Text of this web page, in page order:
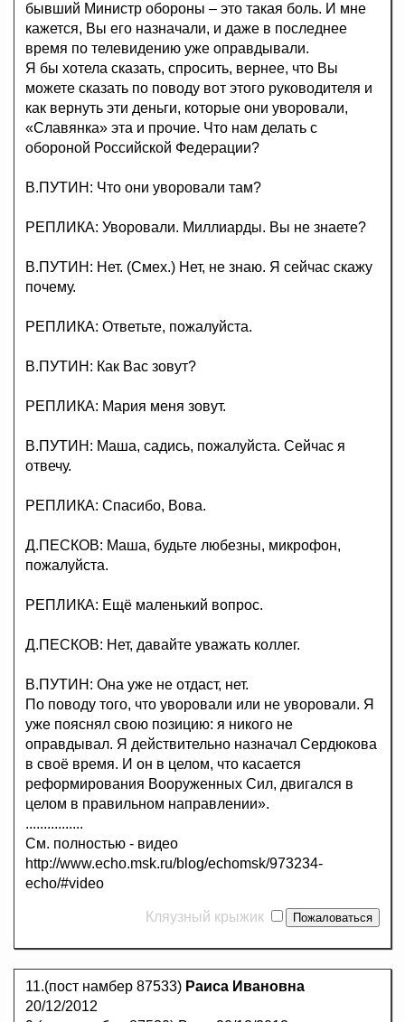
бывший Министр обороны – это такая боль. И мне
кажется, Вы его назначали, и даже в последнее
время по телевидению уже оправдывали.
Я бы хотела сказать, спросить, вернее, что Вы
можете сказать по поводу вот этого руководителя и
как вернуть эти деньги, которые они уворовали,
«Славянка» эта и прочие. Что нам делать с
обороной Российской Федерации?
В.ПУТИН: Что они уворовали там?
РЕПЛИКА: Уворовали. Миллиарды. Вы не знаете?
В.ПУТИН: Нет. (Смех.) Нет, не знаю. Я сейчас скажу
почему.
РЕПЛИКА: Ответьте, пожалуйста.
В.ПУТИН: Как Вас зовут?
РЕПЛИКА: Мария меня зовут.
В.ПУТИН: Маша, садись, пожалуйста. Сейчас я
отвечу.
РЕПЛИКА: Спасибо, Вова.
Д.ПЕСКОВ: Маша, будьте любезны, микрофон,
пожалуйста.
РЕПЛИКА: Ещё маленький вопрос.
Д.ПЕСКОВ: Нет, давайте уважать коллег.
В.ПУТИН: Она уже не отдаст, нет.
По поводу того, что уворовали или не уворовали. Я
уже пояснял свою позицию: я никого не
оправдывал. Я действительно назначал Сердюкова
в своё время. И он в целом, что касается
реформирования Вооруженных Сил, двигался в
целом в правильном направлении».
................
См. полностью - видео
http://www.echo.msk.ru/blog/echomsk/973234-
echo/#video
Кляузный крыжик
11.(пост намбер 87533) Раиса Ивановна
20/12/2012